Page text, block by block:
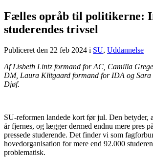
Fælles opråb til politikerne:
studerendes trivsel
Publiceret den 22 feb 2024 i SU, Uddannelse
Af Lisbeth Lintz formand for AC, Camilla
DM, Laura Klitgaard formand for IDA og Sara
Djøf.
SU-reformen landede kort før jul. Den betyder,
år fjernes, og lægger dermed endnu mere pres
pressede studerende. Det finder vi som
hovedorganisation for mere end 92.000
problematisk.